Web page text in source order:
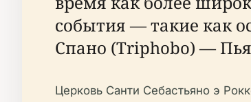
события — такие как
Спано (Triphobo) —
Церковь Санти Себастьяно э